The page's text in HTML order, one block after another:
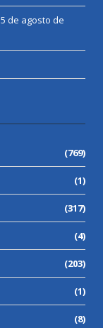
5 de agosto de
(769)
(1)
(317)
(4)
(203)
(1)
(8)